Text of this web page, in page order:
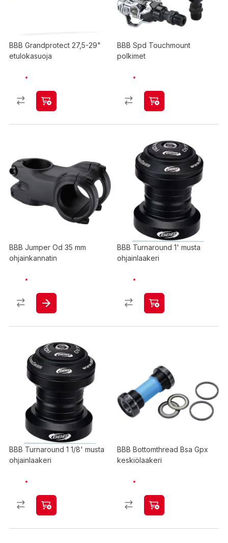
BBB Grandprotect 27,5-29"
etulokasuoja
BBB Spd Touchmount
polkimet
BBB Jumper Od 35 mm
ohjainkannatin
BBB Turnaround 1' musta
ohjainlaakeri
BBB Turnaround 1 1/8' musta
ohjainlaakeri
BBB Bottomthread Bsa Gpx
keskiölaakeri